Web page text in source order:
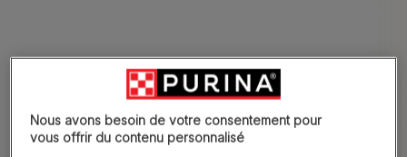
S'occuper d'un chaton
Nous avons besoin de votre consentement pour
vous offrir du contenu personnalisé